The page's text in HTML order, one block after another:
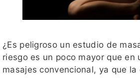
¿Es peligroso un estudio de
riesgo es un poco mayor que en
masajes convencional, ya que